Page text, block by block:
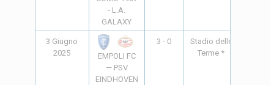
- L.A.
GALAXY
3 Giugno
2025
EMPOLI FC
— PSV
EINDHOVEN
3 - 0
Stadio delle
Terme *